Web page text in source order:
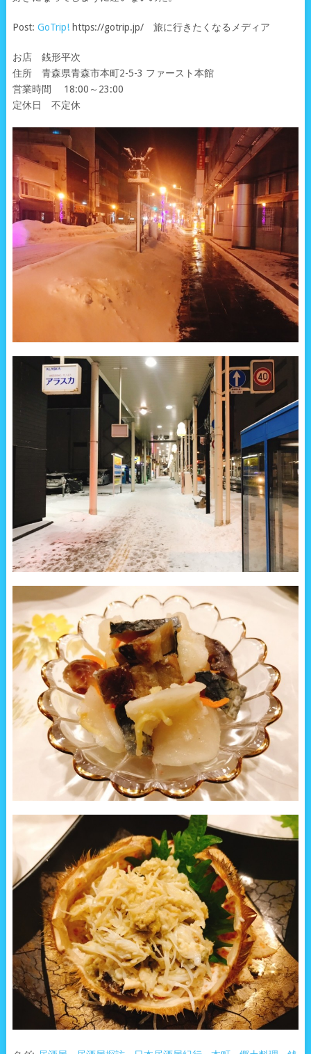
Post: GoTrip!https://gotrip.jp/ 旅に行きたくなるメディア
お店 銭形平次
住所 青森県青森市本町2-5-3 ファースト本館
営業時間 18:00～23:00
定休日 不定休